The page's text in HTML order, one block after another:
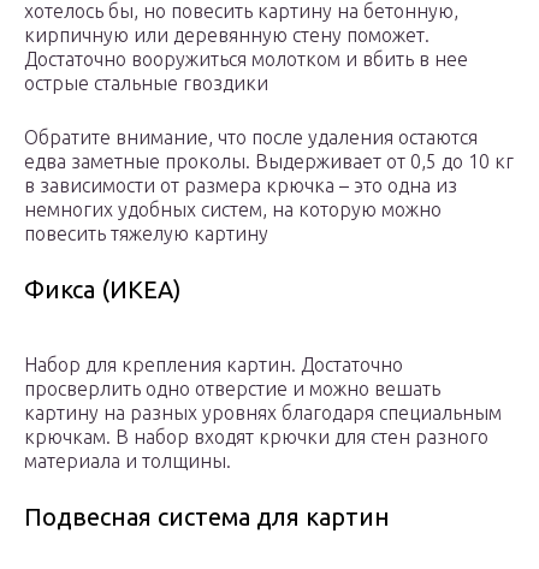
хотелось бы, но повесить картину на бетонную,
кирпичную или деревянную стену поможет.
Достаточно вооружиться молотком и вбить в нее
острые стальные гвоздики
Обратите внимание, что после удаления остаются
едва заметные проколы. Выдерживает от 0,5 до 10 кг
в зависимости от размера крючка – это одна из
немногих удобных систем, на которую можно
повесить тяжелую картину
Фикса (ИКЕА)
Набор для крепления картин. Достаточно
просверлить одно отверстие и можно вешать
картину на разных уровнях благодаря специальным
крючкам. В набор входят крючки для стен разного
материала и толщины.
Подвесная система для картин